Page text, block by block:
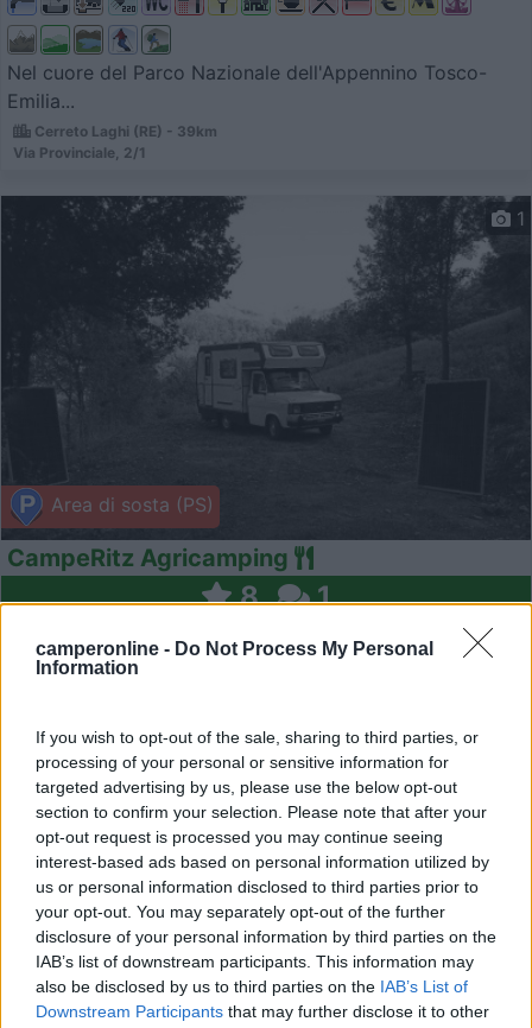
camperonline - Do Not Process My Personal
Information
If you wish to opt-out of the sale, sharing to third parties, or
processing of your personal or sensitive information for
targeted advertising by us, please use the below opt-out
section to confirm your selection. Please note that after your
opt-out request is processed you may continue seeing
interest-based ads based on personal information utilized by
us or personal information disclosed to third parties prior to
your opt-out. You may separately opt-out of the further
disclosure of your personal information by third parties on the
IAB’s list of downstream participants. This information may
also be disclosed by us to third parties on the IAB’s List of
Downstream Participants that may further disclose it to other
Nel cuore del Parco Nazionale dell'Appennino Tosco-
Emilia...
Cerreto Laghi (RE) - 39km
Via Provinciale, 2/1
Area di sosta (PS)
1
CampeRitz Agricamping
8 1
Punto sosta a pagamento a 200m dalla via Francigena,
dota...
Fornovo di Taro (PR) - 41.9km
Strada La Costla, 57 - Loc. Respiccio